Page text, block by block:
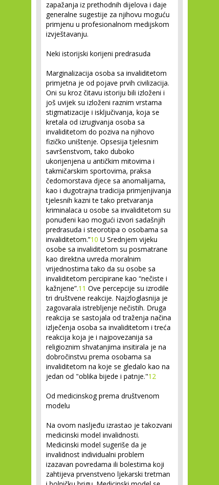
zapažanja iz prethodnih dijelova i daje
generalne sugestije za njihovu moguću
primjenu u profesionalnom medijskom
izvještavanju.
Neki istorijski korijeni predrasuda
Marginalizacija osoba sa invaliditetom
primjetna je od pojave prvih civilizacija.
Oni su kroz čitavu istoriju bili izloženi i
još uvijek su izloženi raznim vrstama
stigmatizacije i isključivanja, koja se
kretala od izrugivanja osoba sa
invaliditetom do poziva na njihovo
fizičko uništenje. Opsesija tjelesnim
savršenstvom, tako duboko
ukorijenjena u antičkim mitovima i
takmičarskim sportovima, praksa
čedomorstava djece sa anomalijama,
kao i dugotrajna tradicija primjenjivanja
tjelesnih kazni te tako pretvaranja
kriminalaca u osobe sa invaliditetom su
ponuđeni kao mogući izvori sadašnjih
predrasuda i steorotipa o osobama sa
invaliditetom.”10 U Srednjem vijeku
osobe sa invaliditetom su posmatrane
kao direktna uvreda moralnim
vrijednostima tako da su osobe sa
invaliditetom percipirane kao “nečiste i
kažnjene”.11 Ove percepcije su izrodile
tri društvene reakcije. Najzloglasnija je
zagovarala istrebljenje nečistih. Druga
reakcija se sastojala od traženja načina
izlječenja osoba sa invaliditetom i treća
reakcija koja je i najpovezanija sa
religioznim shvatanjima insitirala je na
dobročinstvu prema osobama sa
invaliditetom na koje se gledalo kao na
jedan od "oblika bijede i patnje."12
Od medicinskog prema društvenom
modelu
Na ovom nasljeđu izrastao je takozvani
medicinski model invalidnosti.
Medicinski model sugeriše da je
invalidnost individualni problem
izazavan povredama ili bolestima koji
zahtijeva prvenstveno ljekarski tretman